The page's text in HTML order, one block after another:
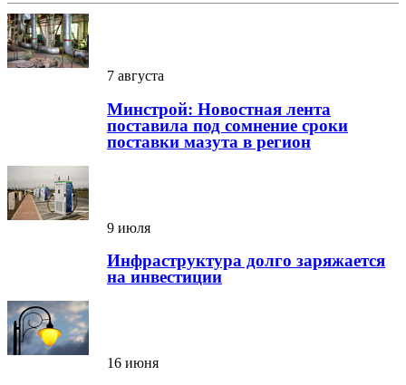
7 августа
Минстрой: Новостная лента
поставила под сомнение сроки
поставки мазута в регион
9 июля
Инфраструктура долго заряжается
на инвестиции
16 июня